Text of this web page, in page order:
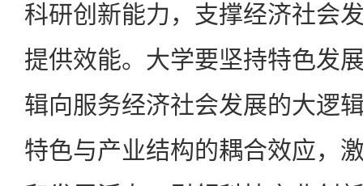
科研创新能力，支撑经济社会
提供效能。大学要坚持特色发
辑向服务经济社会发展的大逻
特色与产业结构的耦合效应，